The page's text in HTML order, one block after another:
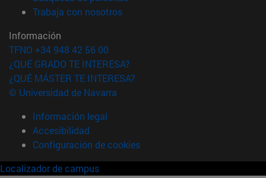
Trabaja con nosotros(abre en nueva ventana)
Información
TFNO +34 948 42 56 00
¿QUÉ GRADO TE INTERESA?
¿QUÉ MÁSTER TE INTERESA?
© Universidad de Navarra
Información legal
Accesibilidad
Configuración de cookies
Localizador de campus